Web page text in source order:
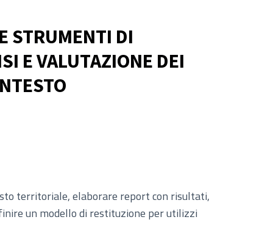
STRUMENTI DI
E VALUTAZIONE DEI
territoriale, elaborare report con risultati,
un modello di restituzione per utilizzi